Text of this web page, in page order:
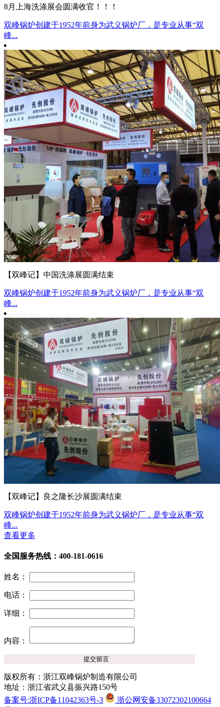
8月上海洗涤展会圆满收官！！！
双峰锅炉创建于1952年前身为武义锅炉厂，是专业从事“双
峰...
【双峰记】中国洗涤展圆满结束
双峰锅炉创建于1952年前身为武义锅炉厂，是专业从事“双
峰...
【双峰记】良之隆长沙展圆满结束
双峰锅炉创建于1952年前身为武义锅炉厂，是专业从事“双
峰...
查看更多
全国服务热线：400-181-0616
姓名：
电话：
详细：
内容：
版权所有：浙江双峰锅炉制造有限公司
地址：浙江省武义县振兴路150号
备案号:浙ICP备11042363号-3
浙公网安备33072302100664